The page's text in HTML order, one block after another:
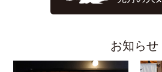
お知らせ